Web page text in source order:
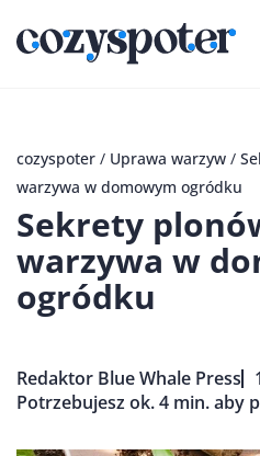
cozyspoter / Uprawa warzyw /
warzywa w domowym ogródku
Sekrety
warzywa w
ogródku
Redaktor Blue Whale Press
Potrzebujesz ok. 4 min. aby